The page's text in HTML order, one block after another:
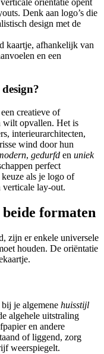
Denk aan logo’s die
design met de
kaartje, afhankelijk van
en een
creatieve of
wilt opvallen. Het is
interieurarchitecten,
wind door hun
, gedurfd en uniek
perfect
als je logo of
lay-out.
formaten
zijn er enkele universele
houden. De oriëntatie
je algemene huisstijl
algehele uitstraling
en andere
of liggend, zorg
weerspiegelt.